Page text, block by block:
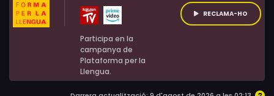
Participa en la
campanya de
Plataforma per la
Llengua.
RECLAMA-HO